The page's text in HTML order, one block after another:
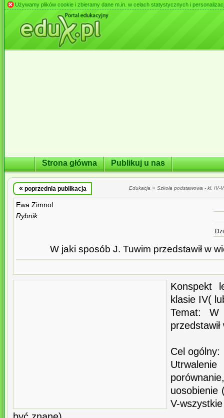
Używamy plików cookie i zbieramy dane m.in. w celach statystycznych i
Strona główna Publikuj u nas
« poprzednia publikacja Edukacja » Szkoła podstawowa - kl. IV-
Ewa Zimnol
Rybnik
W jaki sposób J. Tuwim przedstawił w
Konspekt
klasie IV(
Temat:
Cel ogólny:
uosobienie
V-